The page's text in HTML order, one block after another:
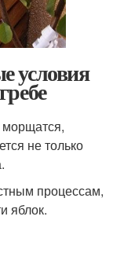
условия
не только
процессам,
яблок.